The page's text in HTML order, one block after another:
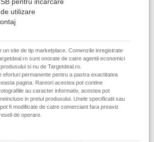
utilizare
un site de tip marketplace. Comenzile inregistrate
sunt onorate de catre agentii economici
si nu de Targetdeal.ro.
eforturi permanente pentru a pastra exactitatea
pagina. Rareori acestea pot contine
au caracter informativ, acestea pot
in pretul produsului. Unele specificatii sau
fi modificate de catre comerciant fara preaviz
de operare.